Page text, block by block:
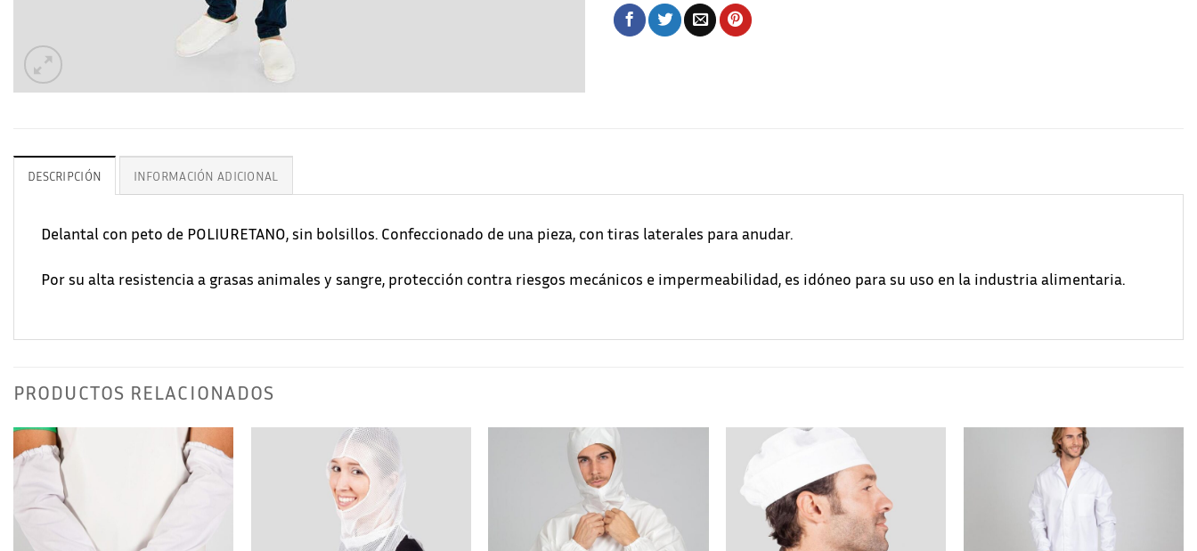
DESCRIPCIÓN INFORMACIÓN ADICIONAL
Delantal con peto de POLIURETANO, sin bolsillos. Confeccionado de una pieza, con tiras laterales para anudar.
Por su alta resistencia a grasas animales y sangre, protección contra riesgos mecánicos e impermeabilidad, es idóneo para su uso en la industria alimentaria.
PRODUCTOS RELACIONADOS